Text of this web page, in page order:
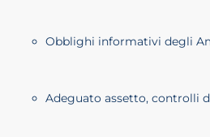
Obblighi informativi degli
Adeguato assetto, controlli